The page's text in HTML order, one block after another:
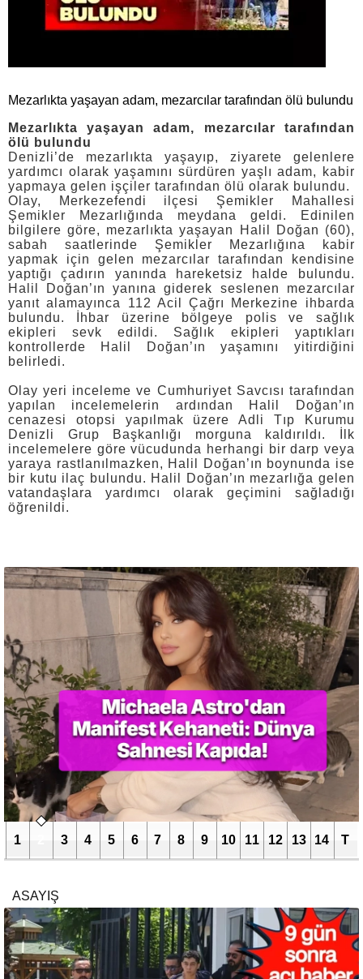
Mezarlıkta yaşayan adam, mezarcılar tarafından ölü bulundu
Mezarlıkta yaşayan adam, mezarcılar tarafından
ölü bulundu
Denizli’de mezarlıkta yaşayıp, ziyarete gelenlere
yardımcı olarak yaşamını sürdüren yaşlı adam, kabir
yapmaya gelen işçiler tarafından ölü olarak bulundu.
Olay, Merkezefendi ilçesi Şemikler Mahallesi
Şemikler Mezarlığında meydana geldi. Edinilen
bilgilere göre, mezarlıkta yaşayan Halil Doğan (60),
sabah saatlerinde Şemikler Mezarlığına kabir
yapmak için gelen mezarcılar tarafından kendisine
yaptığı çadırın yanında hareketsiz halde bulundu.
Halil Doğan’ın yanına giderek seslenen mezarcılar
yanıt alamayınca 112 Acil Çağrı Merkezine ihbarda
bulundu. İhbar üzerine bölgeye polis ve sağlık
ekipleri sevk edildi. Sağlık ekipleri yaptıkları
kontrollerde Halil Doğan’ın yaşamını yitirdiğini
belirledi.
Olay yeri inceleme ve Cumhuriyet Savcısı tarafından
yapılan incelemelerin ardından Halil Doğan’ın
cenazesi otopsi yapılmak üzere Adli Tıp Kurumu
Denizli Grup Başkanlığı morguna kaldırıldı. İlk
incelemelere göre vücudunda herhangi bir darp veya
yaraya rastlanılmazken, Halil Doğan’ın boynunda ise
bir kutu ilaç bulundu. Halil Doğan’ın mezarlığa gelen
vatandaşlara yardımcı olarak geçimini sağladığı
öğrenildi.
1 3 4 5 6 7 8 9 10 11 12 13 14 T
ASAYIŞ